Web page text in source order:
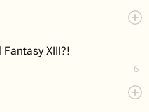
6
XIII?!